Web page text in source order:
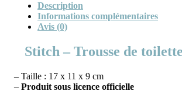
Description
Informations complémentaires
Avis (0)
Stitch – Trousse de
– Taille : 17 x 11 x 9 cm
– Produit sous licence officielle